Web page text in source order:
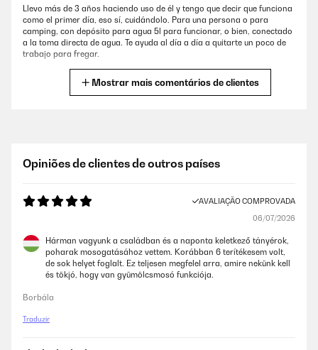
Llevo más de 3 años haciendo uso de él y tengo que decir que funciona
como el primer día, eso sí, cuidándolo. Para una persona o para
camping, con depósito para agua 5l para funcionar, o bien, conectado
a la toma directa de agua. Te ayuda al día a día a quitarte un poco de
trabajo para fregar.
Usuario/a de amazon
Limpia genial y para dos personas es PERFECTO.
AVALIAÇÃO COMPROVADA
07/01/2023
Lava bien y aunque no es muy espacioso para una persona o dos hace
el apaño. Lo peor es el zumbido que emite durante su funcionamiento,
es bastante molesto si estás cerca.
Mostrar mais comentários de clientes
Opiniões de clientes de outros países
AVALIAÇÃO COMPROVADA
06/07/2026
Hárman vagyunk a családban és a naponta keletkező tányérok,
poharak mosogatásához vettem. Korábban 6 terítékesem volt,
de sok helyet foglalt. Ez teljesen megfelel arra, amire nekünk kell
és tökjó, hogy van gyümölcsmosó funkciója.
Borbála
Traduzir